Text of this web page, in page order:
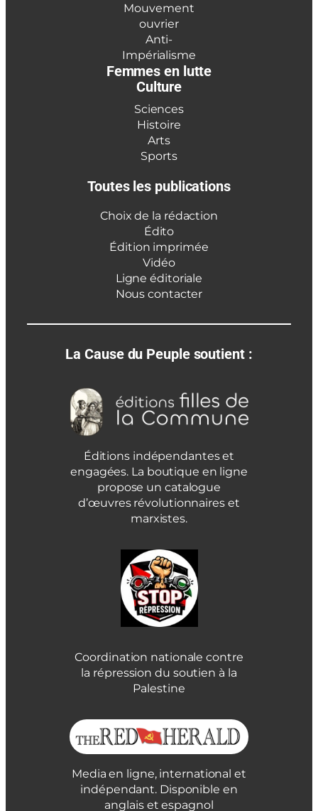
Mouvement
ouvrier
Anti-
Impérialisme
Femmes en lutte
Culture
Sciences
Histoire
Arts
Sports
Toutes les publications
Choix de la rédaction
Édito
Édition imprimée
Vidéo
Ligne éditoriale
Nous contacter
La Cause du Peuple soutient :
Éditions indépendantes et
engagées. La boutique en ligne
propose un catalogue
d’œuvres révolutionnaires et
marxistes.
Coordination nationale contre
la répression du soutien à la
Palestine
Media en ligne, international et
indépendant. Disponible en
anglais et espagnol